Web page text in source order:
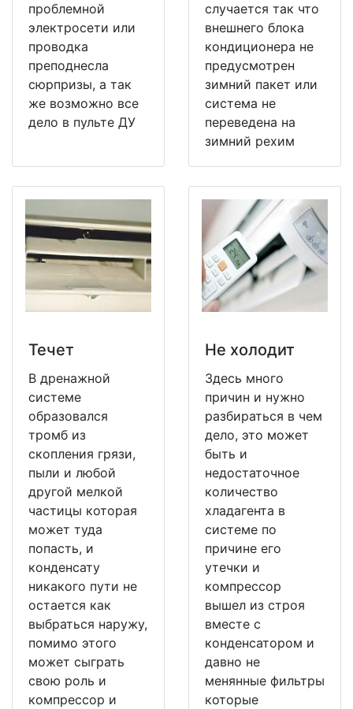
проблемной
электросети или
проводка
преподнесла
сюрпризы, а так
же возможно все
дело в пульте ДУ
случается так что
внешнего блока
кондиционера не
предусмотрен
зимний пакет или
система не
переведена на
зимний рехим
Течет
В дренажной
системе
образовался
тромб из
скопления грязи,
пыли и любой
другой мелкой
частицы которая
может туда
попасть, и
конденсату
никакого пути не
остается как
выбраться наружу,
помимо этого
может сыграть
свою роль и
компрессор и
Не холодит
Здесь много
причин и нужно
разбираться в чем
дело, это может
быть и
недостаточное
количество
хладагента в
системе по
причине его
утечки и
компрессор
вышел из строя
вместе с
конденсатором и
давно не
менянные фильтры
которые